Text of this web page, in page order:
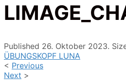
Published 26. Oktober 2023.
ÜBUNGSKOPF LUNA
< Previous
Next >